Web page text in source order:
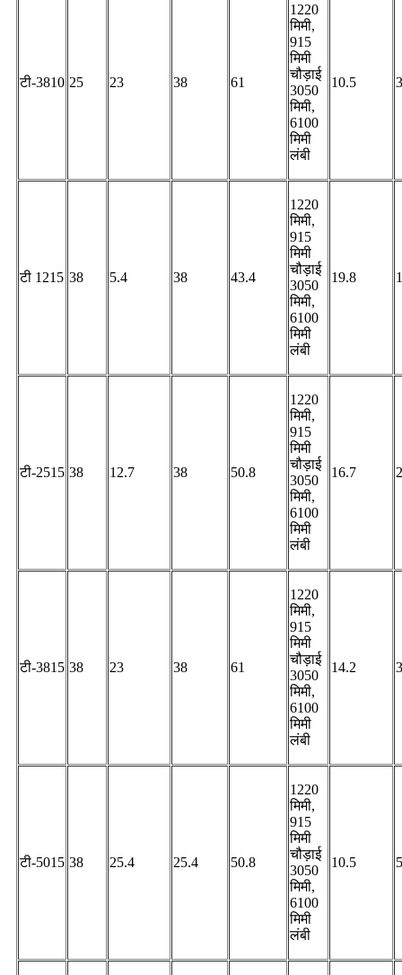
टी-3810 25 23 38 61
1220
मिमी,
915
मिमी
चौड़ाई
3050
मिमी,
6100
मिमी
लंबी
10.5
टी 1215 38 5.4 38 43.4
1220
मिमी,
915
मिमी
चौड़ाई
3050
मिमी,
6100
मिमी
लंबी
19.8
टी-2515 38 12.7 38 50.8
1220
मिमी,
915
मिमी
चौड़ाई
3050
मिमी,
6100
मिमी
लंबी
16.7
टी-3815 38 23 38 61
1220
मिमी,
915
मिमी
चौड़ाई
3050
मिमी,
6100
मिमी
लंबी
14.2
टी-5015 38 25.4 25.4 50.8
1220
मिमी,
915
मिमी
चौड़ाई
3050
मिमी,
6100
मिमी
लंबी
10.5